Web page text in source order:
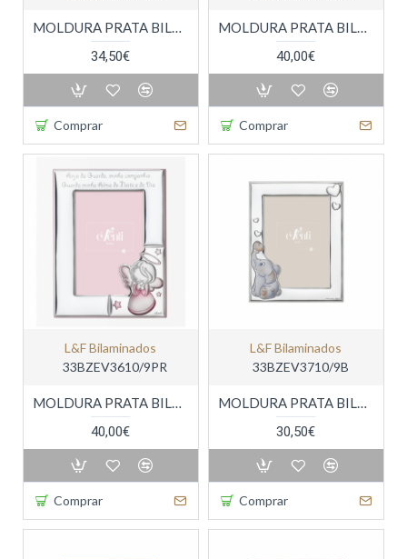
MOLDURA PRATA BILAMINADA
34,50€
Comprar
MOLDURA PRATA BILAMINADA
40,00€
Comprar
L&f Bilaminados
33BZEV3610/9PR
MOLDURA PRATA BILAMINADA
40,00€
Comprar
L&f Bilaminados
33BZEV3710/9B
MOLDURA PRATA BILAMINADA
30,50€
Comprar